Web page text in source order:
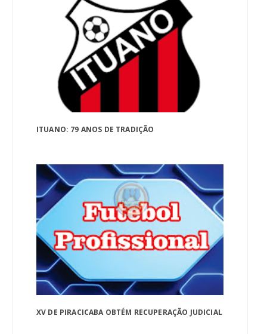
ITUANO: 79 ANOS DE TRADIÇÃO
XV DE PIRACICABA OBTÉM RECUPERAÇÃO JUDICIAL